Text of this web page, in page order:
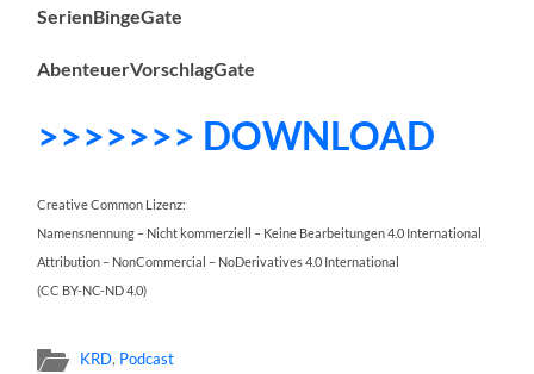
SerienBingeGate
AbenteuerVorschlagGate
>>>>>>> DOWNLOAD
Creative Common Lizenz:
Namensnennung – Nicht kommerziell – Keine Bearbeitungen 4.0 International
Attribution – NonCommercial – NoDerivatives 4.0 International
(CC BY-NC-ND 4.0)
KRD, Podcast